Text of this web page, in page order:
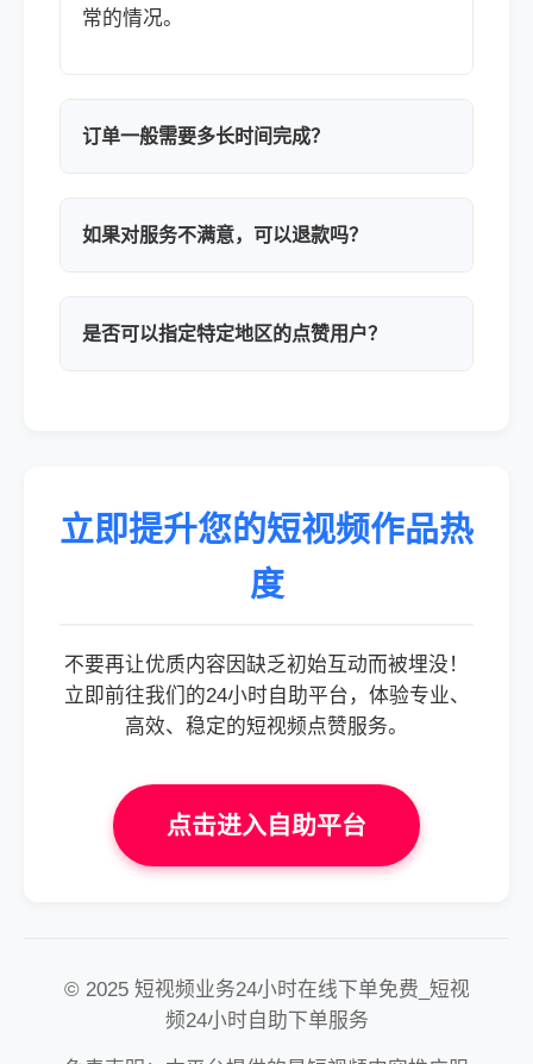
常的情况。
订单一般需要多长时间完成？
如果对服务不满意，可以退款吗？
是否可以指定特定地区的点赞用户？
立即提升您的短视频作品热
度
不要再让优质内容因缺乏初始互动而被埋没！
立即前往我们的24小时自助平台，体验专业、
高效、稳定的短视频点赞服务。
点击进入自助平台
© 2025 短视频业务24小时在线下单免费_短视
频24小时自助下单服务